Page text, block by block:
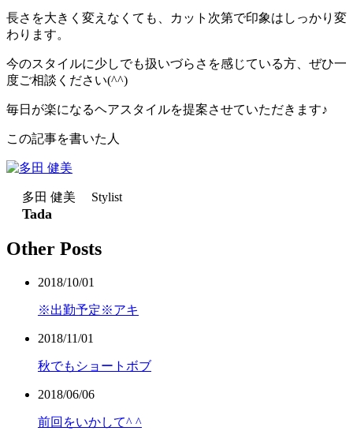
長さを大きく変えなくても、カット次第で印象はしっかり変
わります。
今のスタイルに少しでも扱いづらさを感じている方、ぜひ一
度ご相談ください(^^)
毎日が楽になるヘアスタイルを提案させていただきます♪
この記事を書いた人
多田 健美 Stylist
Tada
Other Posts
2018/10/01
※出勤予定※アキ
2018/11/01
秋でもショートボブ
2018/06/06
前回をいかして^ ^